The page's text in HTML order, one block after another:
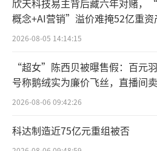
务。
值得关注的是，这并
以凯盛新材A股股票为标的
早在2025年4月，该公
投资者非公开发行可交债
5华邦EB”，同样以凯盛新
欣天科技易主背后藏六年对赌，
概念+AI营销”溢价难掩52亿重资
验
2026-08-05 14:14:15
“超女”陈西贝被曝售假：百元
号称鹅绒实为廉价飞丝，直播间
百万元
2026-08-06 09:42:26
科达制造近75亿元重组被否